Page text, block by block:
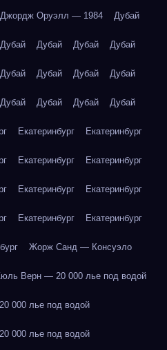
Джордж Оруэлл — 1984 Дубай
Дубай Дубай Дубай Дубай
Дубай Дубай Дубай Дубай
Дубай Дубай Дубай Дубай
Екатеринбург Екатеринбург
Екатеринбург Екатеринбург
Екатеринбург Екатеринбург
Екатеринбург Екатеринбург
Жорж Санд — Консуэло
Верн — 20 000 лье под водой
000 лье под водой
000 лье под водой